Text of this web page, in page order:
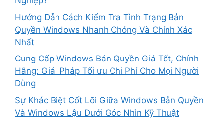
Hướng Dẫn Cách Kiểm Tra Tình Trạng Bản
Quyền Windows Nhanh Chóng Và Chính Xác
Nhất
Cung Cấp Windows Bản Quyền Giá Tốt, Chính
Hãng: Giải Pháp Tối ưu Chi Phí Cho Mọi Người
Dùng
Sự Khác Biệt Cốt Lõi Giữa Windows Bản Quyền
Và Windows Lậu Dưới Góc Nhìn Kỹ Thuật